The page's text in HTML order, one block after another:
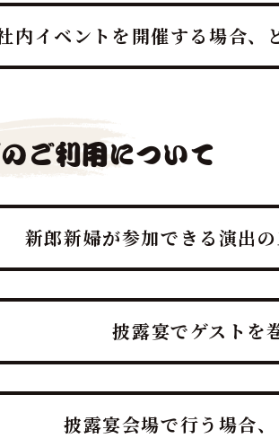
ートなどを通じて、会場の話題性と盛り
内イベントを開催する場合、
や、忘年会・新年会・歓送迎会などの
必須となります。
ご利用について
新郎新婦が参加できる演出
オニア「鮪達人」は、「幸せを呼ぶ魚
を、ホテルレベルのプロの演出力とノウ
披露宴でゲストを
の生マグロの入刀や記念撮影タイムな
なしを熟知したプロのディレクターが司
と言われるような特別な体験を提供しま
披露宴会場で行う場合